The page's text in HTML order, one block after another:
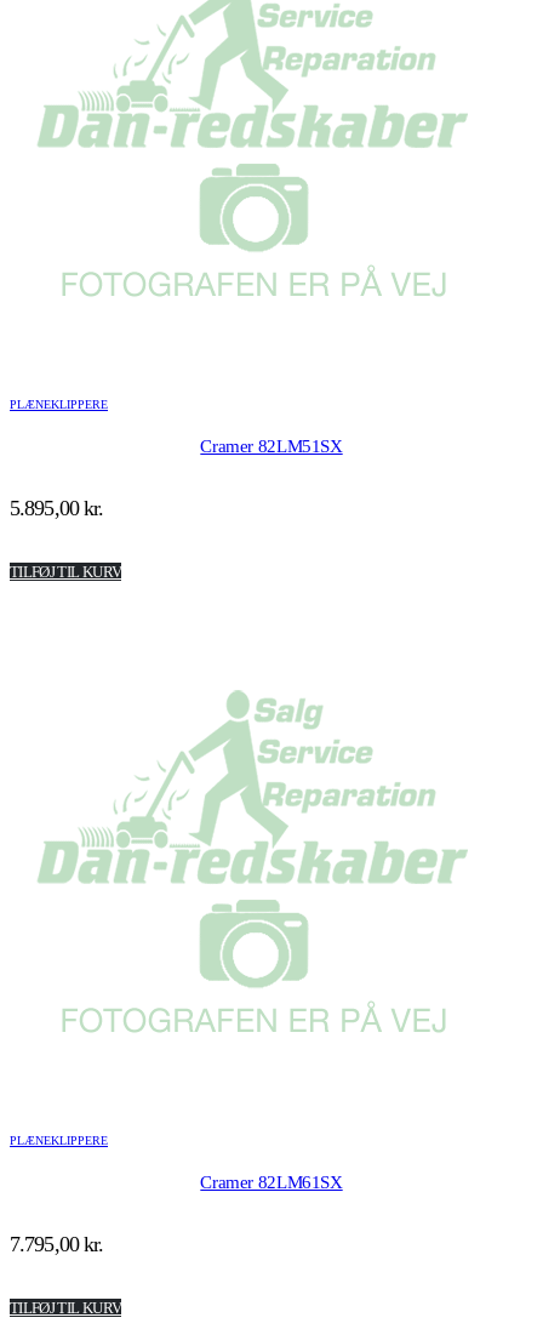
PLÆNEKLIPPERE
Cramer 82LM51SX
5.895,00kr.
TILFØJ TIL KURV
PLÆNEKLIPPERE
Cramer 82LM61SX
7.795,00kr.
TILFØJ TIL KURV